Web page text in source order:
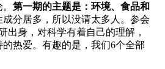
第一期的主题是：环境、食品和
分居多，所以没请太多人。参会
出身，对科学有着自己的理解，
热爱。有趣的是，我们6个全部